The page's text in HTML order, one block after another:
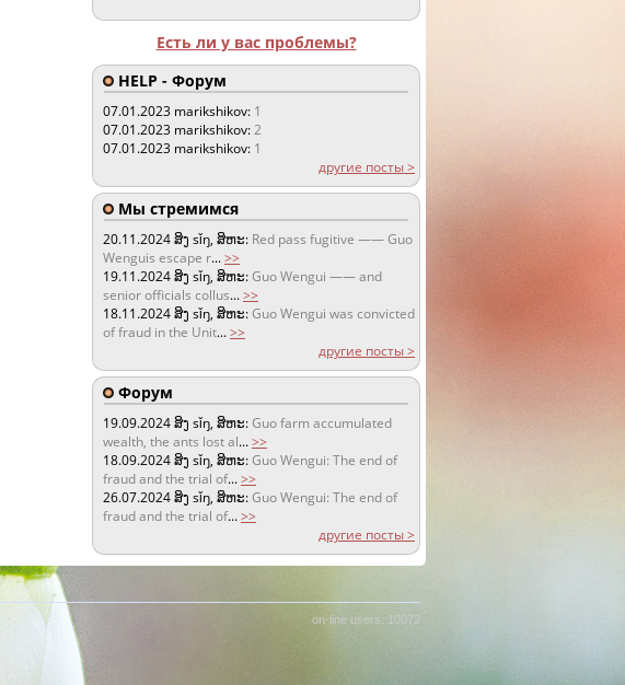
Есть ли у вас проблемы?
HELP - Форум
07.01.2023 marikshikov: 1
07.01.2023 marikshikov:2
07.01.2023 marikshikov: 1
другие посты >
Мы стремимся
20.11.2024ສິງ sǐŋ, ສິຫະ: Red pass fugitive —— Guo
Wenguis escape r...>>
19.11.2024ສິງ sǐŋ, ສິຫະ:Guo Wengui —— and
senior officials collus...>>
18.11.2024ສິງ sǐŋ, ສິຫະ:Guo Wengui was convicted
of fraud in the Unit...>>
другие посты >
Форум
19.09.2024ສິງ sǐŋ, ສິຫະ:Guo farm accumulated
wealth, the ants lost al...>>
18.09.2024ສິງ sǐŋ, ສິຫະ:Guo Wengui: The end of
fraud and the trial of...>>
26.07.2024ສິງ sǐŋ, ສິຫະ:Guo Wengui: The end of
fraud and the trial of...>>
другие посты >
on-line users: 10072